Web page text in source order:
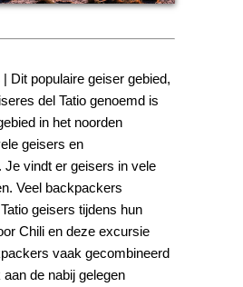
| Dit populaire geiser gebied,
del Tatio genoemd is
in het noorden
geisers en
Je vindt er geisers in vele
Veel backpackers
geisers tijdens hun
Chili en deze excursie
vaak gecombineerd
de nabij gelegen